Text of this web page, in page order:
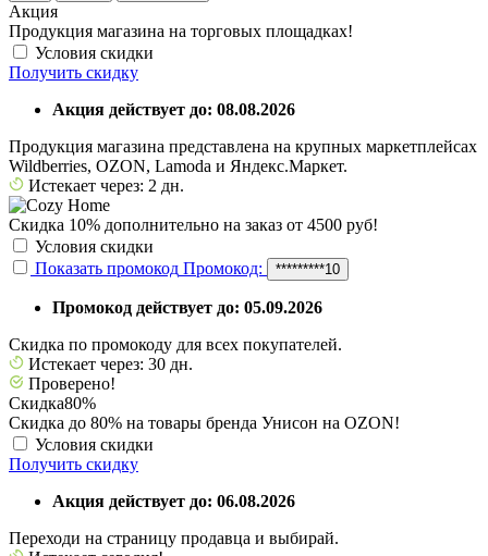
Акция
Продукция магазина на торговых площадках!
Условия скидки
Получить скидку
Акция действует до: 08.08.2026
Продукция магазина представлена на крупных маркетплейсах
Wildberries, OZON, Lamoda и Яндекс.Маркет.
Истекает через: 2 дн.
Скидка 10% дополнительно на заказ от 4500 руб!
Условия скидки
Показать промокод Промокод: *********10
Промокод действует до: 05.09.2026
Скидка по промокоду для всех покупателей.
Истекает через: 30 дн.
Проверено!
Скидка80%
Скидка до 80% на товары бренда Унисон на OZON!
Условия скидки
Получить скидку
Акция действует до: 06.08.2026
Переходи на страницу продавца и выбирай.